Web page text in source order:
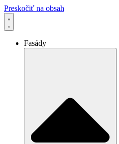
Preskočiť na obsah
Fasády